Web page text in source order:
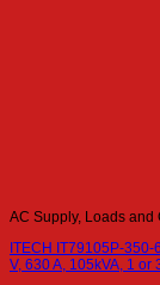
AC Supply, Loads and
ITECH IT79105P-
V, 630 A, 105kVA, 1 or